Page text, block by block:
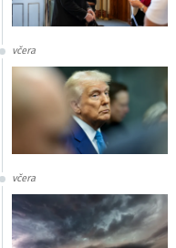
včera
včera